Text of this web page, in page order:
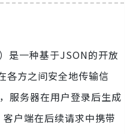
）是一种基于JSON的开放
各方之间安全地传输信
服务器在用户登录后生成
户端在后续请求中携带